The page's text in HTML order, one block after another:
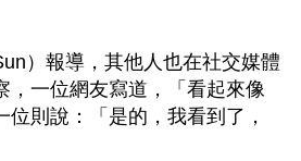
）報導，其他人也在社交媒體
，一位網友寫道，「看起來像
位則說：「是的，我看到了，